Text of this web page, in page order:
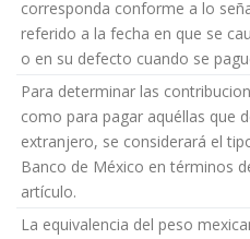
corresponda conforme a lo
referido a la fecha en que se
o en su defecto cuando se
Para determinar las
como para pagar aquéllas que
extranjero, se considerará el
Banco de México en términos
artículo.
La equivalencia del peso